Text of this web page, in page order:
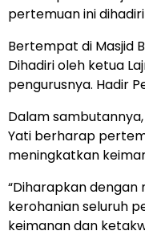
pertemuan ini dihadiri
Bertempat di Masjid
Dihadiri oleh ketua
pengurusnya. Hadir
Dalam
Yati berharap
meningkatkan
“Diharapkan
kerohanian seluruh
keimanan dan